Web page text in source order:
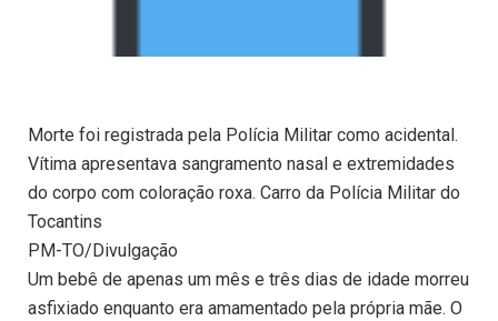
Morte foi registrada pela Polícia Militar como acidental.
Vítima apresentava sangramento nasal e extremidades
do corpo com coloração roxa. Carro da Polícia Militar do
Tocantins
PM-TO/Divulgação
Um bebê de apenas um mês e três dias de idade morreu
asfixiado enquanto era amamentado pela própria mãe. O